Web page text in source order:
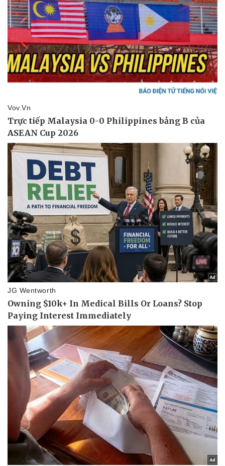
Pháp luật
Vụ án
Tin nóng
Tư vấn luật
Quân sự - Quốc phòng
Vũ khí
Việt Nam
Phân tích